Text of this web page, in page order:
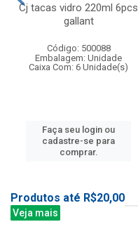
Cj tacas vidro 220ml 6pcs
gallant
Código: 500088
Embalagem: Unidade
Caixa Com: 6 Unidade(s)
Faça seu login ou
cadastre-se para
comprar.
Produtos até R$20,00
Veja mais